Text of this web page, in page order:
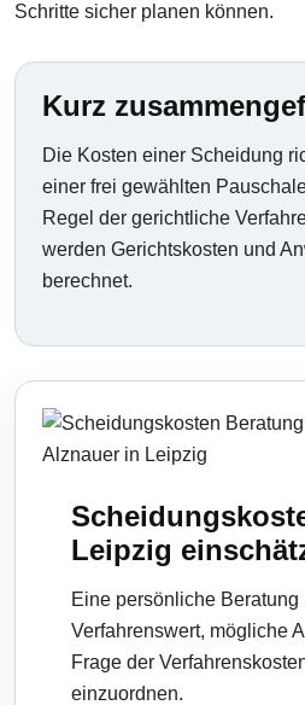
Schritte sicher planen können.
Kurz
Die Kosten einer Scheidung
einer frei gewählten
Regel der gerichtliche
werden Gerichtskosten und
berechnet.
Leipzig
Eine persönliche Beratung
Verfahrenswert, mögliche
Frage der
einzuordnen.